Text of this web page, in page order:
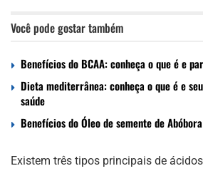
Você pode gostar também
Benefícios do BCAA: conheça o que é e
Dieta mediterrânea: conheça o que é e
saúde
Benefícios do Óleo de semente de Abóbora
Existem três tipos principais de